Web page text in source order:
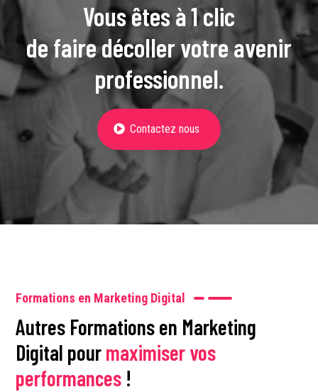
Vous êtes à 1 clic
de faire décoller votre avenir
professionnel.
Contactez nous
Formations en Marketing Digital
Autres Formations en Marketing
Digital pourmaximiser vos
performances !